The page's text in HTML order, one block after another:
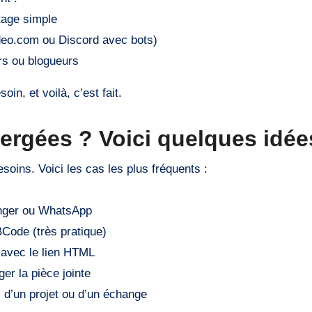
simple
ou Discord avec bots)
ou blogueurs
et voilà, c’est fait.
? Voici quelques
Voici les cas les plus fréquents :
ou WhatsApp
(très pratique)
le lien HTML
la pièce jointe
projet ou d’un échange